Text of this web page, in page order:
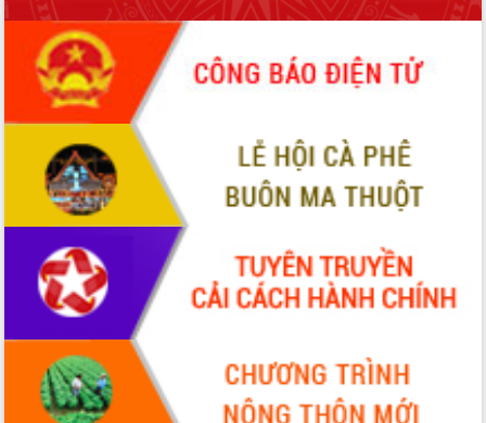
Hội thảo khoa học “Giải pháp thúc đẩy
phát triển nền kinh tế xanh tại tỉnh
Đắk Lắk”
Tăng cường giám sát, đôn đốc thực
hiện nhiệm vụ quản lý tài sản công
hàng tuần
Tháo gỡ những vướng mắc, đẩy mạnh
công tác cải cách thủ tục hành chính
tại Trung tâm Phục vụ hành chính
công tỉnh
Đắk Lắk: Tôn vinh 46 giải pháp tại Hội
thi Sáng tạo Kỹ thuật 2024 - 2025
Đắk Lắk rà soát, điều chỉnh Đề án 190
về phát triển nuôi trồng thủy sản
Phó Chủ tịch UBND tỉnh Đắk Lắk
Trương Công Thái kiểm tra thực địa
Dự án cao tốc Khánh Hòa - Buôn Ma
Thuột